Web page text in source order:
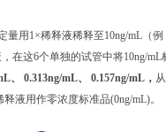
量用1×稀释液稀释至10ng/mL（
在这6个单独的试管中将10ng/
、 0.313ng/mL、 0.157ng/mL，
液用作零浓度标准品(0ng/mL)。